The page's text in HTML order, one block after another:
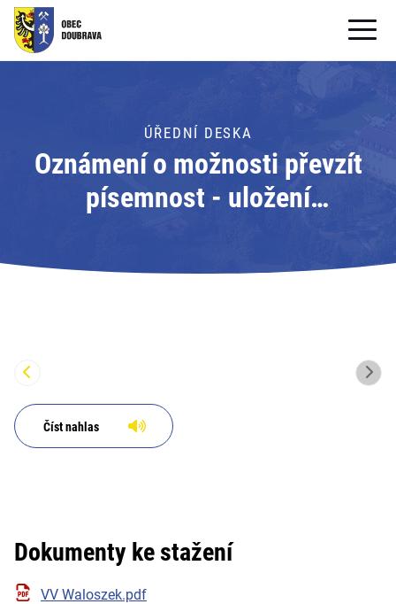
OBECNÍ ÚŘAD
PRO OBČANY
Formuláře ke stažení
PRO TURISTY
ÚŘEDNÍ DESKA
Oznámení o možnosti převzít
písemnost - uložení
úřad Doubrava
Číst nahlas
Dokumenty ke stažení
VV Waloszek.pdf